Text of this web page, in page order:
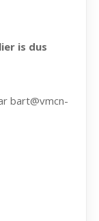
is dus
bart@vmcn-